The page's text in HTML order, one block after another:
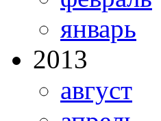
январь
2013
август